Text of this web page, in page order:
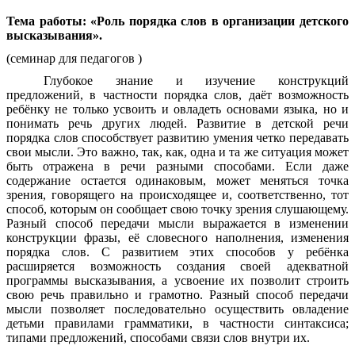
Тема работы: «Роль порядка слов в организации детского
высказывания».
(семинар для педагогов )
Глубокое знание и изучение конструкций
предложений, в частности порядка слов, даёт возможность
ребёнку не только усвоить и овладеть основами языка, но и
понимать речь других людей. Развитие в детской речи
порядка слов способствует развитию умения четко передавать
свои мысли. Это важно, так, как, одна и та же ситуация может
быть отражена в речи разными способами. Если даже
содержание остается одинаковым, может меняться точка
зрения, говорящего на происходящее и, соответственно, тот
способ, которым он сообщает свою точку зрения слушающему.
Разный способ передачи мысли выражается в изменении
конструкции фразы, её словесного наполнения, изменения
порядка слов. С развитием этих способов у ребёнка
расширяется возможность создания своей адекватной
программы высказывания, а усвоение их позволит строить
свою речь правильно и грамотно. Разный способ передачи
мысли позволяет последовательно осуществить овладение
детьми правилами грамматики, в частности синтаксиса;
типами предложений, способами связи слов внутри их.